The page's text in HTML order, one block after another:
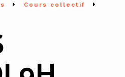
Cours collectif